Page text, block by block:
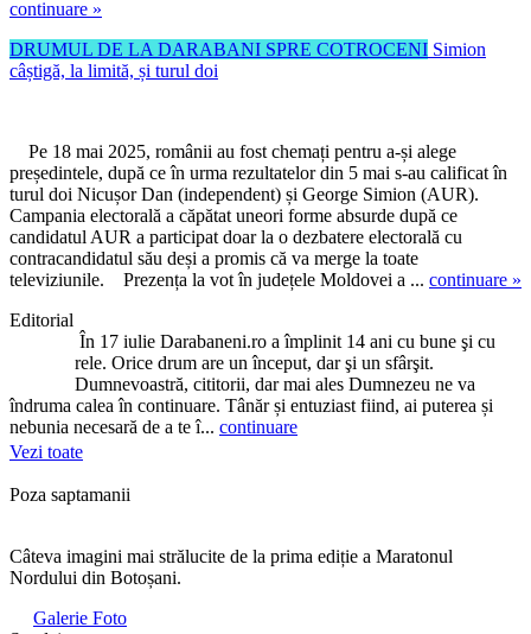
continuare »
DRUMUL DE LA DARABANI SPRE COTROCENI Simion
câștigă, la limită, și turul doi
Pe 18 mai 2025, românii au fost chemați pentru a-și alege
președintele, după ce în urma rezultatelor din 5 mai s-au calificat în
turul doi Nicușor Dan (independent) și George Simion (AUR).
Campania electorală a căpătat uneori forme absurde după ce
candidatul AUR a participat doar la o dezbatere electorală cu
contracandidatul său deși a promis că va merge la toate
televiziunile. Prezența la vot în județele Moldovei a ... continuare »
Editorial
În 17 iulie Darabaneni.ro a împlinit 14 ani cu bune şi cu
rele. Orice drum are un început, dar şi un sfârşit.
Dumnevoastră, cititorii, dar mai ales Dumnezeu ne va
îndruma calea în continuare. Tânăr și entuziast fiind, ai puterea și
nebunia necesară de a te î... continuare
Vezi toate
Poza saptamanii
Câteva imagini mai strălucite de la prima ediție a Maratonul
Nordului din Botoșani.
Galerie Foto